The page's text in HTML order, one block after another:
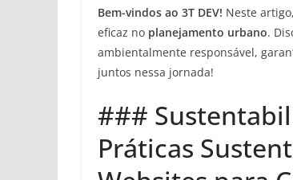
Bem-vindos ao 3T DEV! Neste
eficaz no planejamento urbano.
ambientalmente responsável,
juntos nessa jornada!
###
Práticas